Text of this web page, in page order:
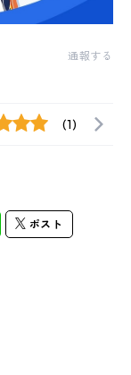
通報する
(1)
ポスト